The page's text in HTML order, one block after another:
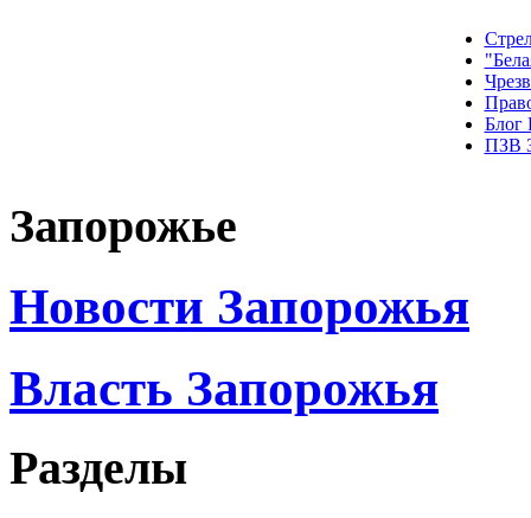
Блог
ПЗВ
Запорожье
Новости Запорожья
Власть Запорожья
Разделы